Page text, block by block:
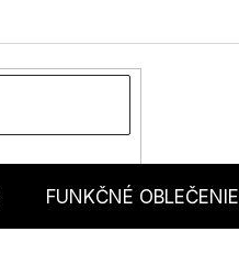
FUNKČNÉ OBLEČENIE